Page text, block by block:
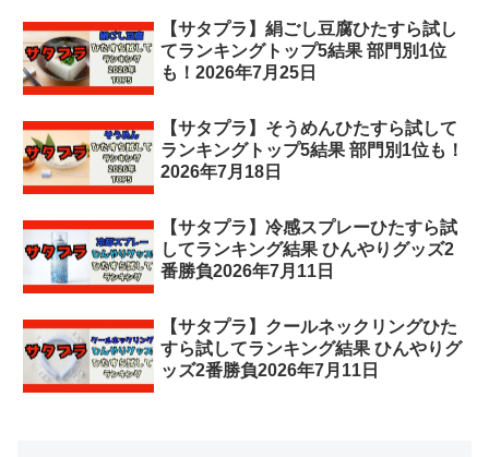
【サタプラ】絹ごし豆腐ひたすら試し
てランキングトップ5結果 部門別1位
も！2026年7月25日
【サタプラ】そうめんひたすら試して
ランキングトップ5結果 部門別1位も！
2026年7月18日
【サタプラ】冷感スプレーひたすら試
してランキング結果 ひんやりグッズ2
番勝負2026年7月11日
【サタプラ】クールネックリングひた
すら試してランキング結果 ひんやりグ
ッズ2番勝負2026年7月11日